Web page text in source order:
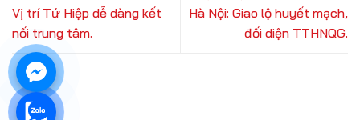
Vị trí Tứ Hiệp dễ dàng kết
nối trung tâm.
Hà Nội: Giao lộ huyết mạch,
đối diện TTHNQG.